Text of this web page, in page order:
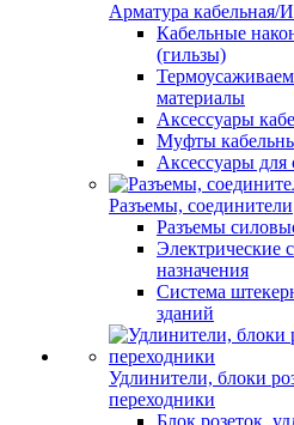
Арматура кабельная/
Кабельные
(гильзы)
материалы
Аксессуары
Муфты
Аксессуары для
Разъемы, соединители
Разъемы
Электрические
назначения
Система
зданий
Удлинители, блоки
переходники
Блок розеток,